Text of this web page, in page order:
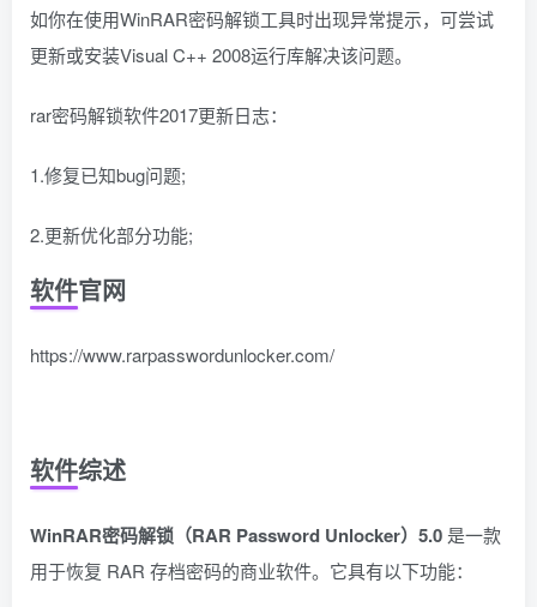
如你在使用WinRAR密码解锁工具时出现异常提示，可尝试
更新或安装Visual C++ 2008运行库解决该问题。
rar密码解锁软件2017更新日志：
1.修复已知bug问题;
2.更新优化部分功能;
软件官网
https://www.rarpasswordunlocker.com/
软件综述
WinRAR密码解锁（RAR Password Unlocker）5.0 是一款
用于恢复 RAR 存档密码的商业软件。它具有以下功能：